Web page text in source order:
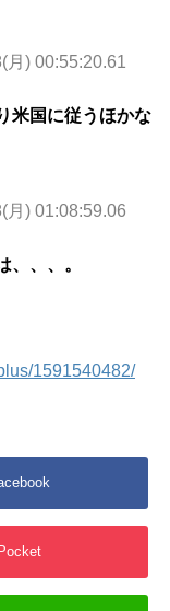
月) 00:55:20.61
米国に従うほかな
月) 01:08:59.06
、、、。
1591540482/
Pocket